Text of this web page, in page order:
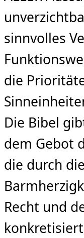
sinnvolles
die
Die Bibel
dem Gebot
die durch die
Recht und